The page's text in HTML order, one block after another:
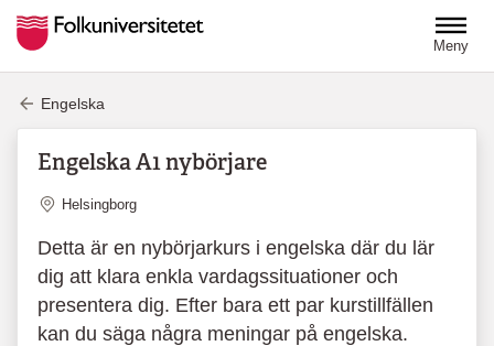
Meny
Engelska
Engelska A1 nybörjare
Plats
Helsingborg
Detta är en nybörjarkurs i engelska där du lär
dig att klara enkla vardagssituationer och
presentera dig. Efter bara ett par kurstillfällen
kan du säga några meningar på engelska.